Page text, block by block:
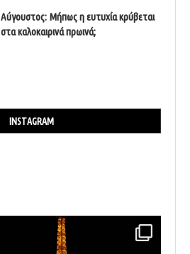
Αύγουστος: Μήπως η ευτυχία κρύβεται
στα καλοκαιρινά πρωινά;
INSTAGRAM